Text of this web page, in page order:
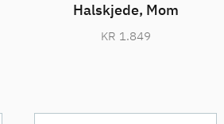
Halskjede, Mom
KR 1.849